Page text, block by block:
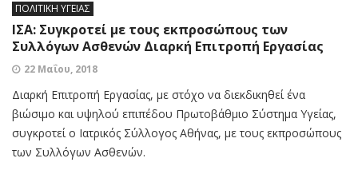
ΠΟΛΙΤΙΚΗ ΥΓΕΙΑΣ
ΙΣΑ: Συγκροτεί με τους εκπροσώπους των
Συλλόγων Ασθενών Διαρκή Επιτροπή Εργασίας
22 Μαΐου, 2018
Διαρκή Επιτροπή Εργασίας, με στόχο να διεκδικηθεί ένα
βιώσιμο και υψηλού επιπέδου Πρωτοβάθμιο Σύστημα Υγείας,
συγκροτεί ο Ιατρικός Σύλλογος Αθήνας, με τους εκπροσώπους
των Συλλόγων Ασθενών.